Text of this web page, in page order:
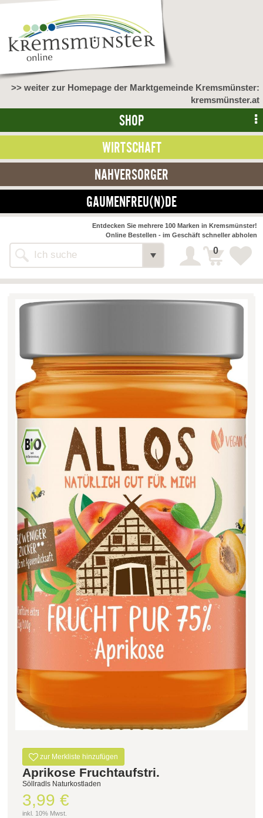
>> weiter zur Homepage der Marktgemeinde Kremsmünster:
kremsmünster.at
SHOP
WIRTSCHAFT
NAHVERSORGER
GAUMENFREU(N)DE
Alle Webseiten
Entdecken Sie mehrere 100 Marken in Kremsmünster!
Online Bestellen - im Geschäft schneller abholen
0
NAHVERSORGER
>> Bauernmarkt << Detail
Bäckerei-Konditorei-Café
Hofladen Hoffelner Detail
Kuglbauer - Familie Bischof Detail
La Toscana Anita Wolf e.U.
Söllradls Naturkostladen Detail
Stiftsgärtnerei Detail
Weinkellerei Stift
Kremsmünster
Detail
Wildkraut Detail
KATEGORIE
Filter zurücksetzen
zur Merkliste hinzufügen
Aprikose Fruchtaufstri.
Söllradls Naturkostladen
3,99 €
inkl. 10% Mwst.